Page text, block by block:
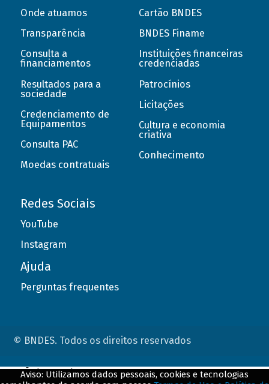
Onde atuamos
Transparência
Consulta a
financiamentos
Resultados para a
sociedade
Credenciamento de
Equipamentos
Consulta PAC
Moedas contratuais
Cartão BNDES
BNDES Finame
Instituições financeiras
credenciadas
Patrocínios
Licitações
Cultura e economia
criativa
Conhecimento
Redes Sociais
YouTube
Instagram
Ajuda
Perguntas frequentes
© BNDES. Todos os direitos reservados
Aviso: Utilizamos dados pessoais, cookies e tecnologias
ConteÃºdo complementar